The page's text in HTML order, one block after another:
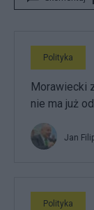
Polityka
Morawiecki
nie ma już
Jan
Polityka